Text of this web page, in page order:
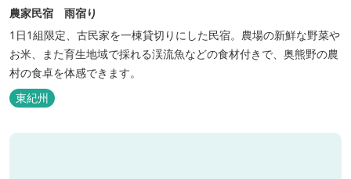
農家民宿 雨宿り
1日1組限定、古民家を一棟貸切りにした民宿。農場の新鮮な野菜や
お米、また育生地域で採れる渓流魚などの食材付きで、奥熊野の農
村の食卓を体感できます。
東紀州